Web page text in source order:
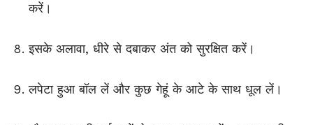
करें।
इसके अलावा, धीरे से दबाकर अंत को सुरक्षित करें।
लपेटा हुआ बॉल लें और कुछ गेहूं के आटे के साथ धूल लें।